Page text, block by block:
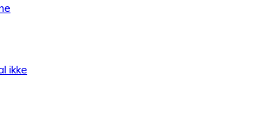
ikke